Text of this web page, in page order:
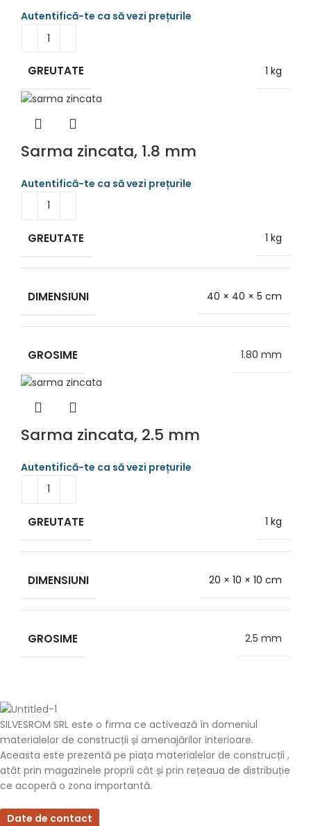
GREUTATE 1 kg
Sarma zincata, 1.8 mm
GREUTATE 1 kg
DIMENSIUNI 40 × 40 × 5 cm
GROSIME 1.80 mm
Sarma zincata, 2.5 mm
GREUTATE 1 kg
DIMENSIUNI 20 × 10 × 10 cm
GROSIME 2.5 mm
SILVESROM SRL este o firma ce activează în domeniul
materialelor de construcții și amenajărilor interioare.
Aceasta este prezentă pe piața materialelor de construcții ,
atât prin magazinele proprii cât și prin rețeaua de distribuție
ce acoperă o zona importantă.
Date de contact